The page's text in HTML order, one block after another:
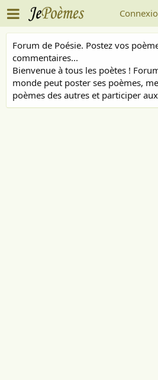
Forum de Poésie. Postez vos
commentaires...
Bienvenue à tous les poètes !
monde peut poster ses poèmes,
poèmes des autres et participer